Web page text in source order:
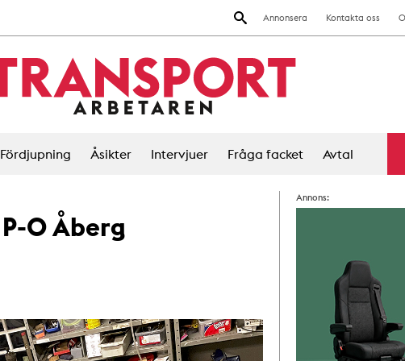
Annonsera Kontakta oss
Fördjupning Åsikter Intervjuer Fråga facket Avtal
P-O Åberg
Annons: